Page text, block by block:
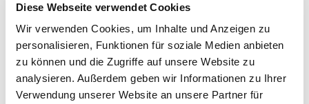
Diese Webseite verwendet Cookies
Wir verwenden Cookies, um Inhalte und Anzeigen zu
personalisieren, Funktionen für soziale Medien anbieten
zu können und die Zugriffe auf unsere Website zu
analysieren. Außerdem geben wir Informationen zu Ihrer
Verwendung unserer Website an unsere Partner für